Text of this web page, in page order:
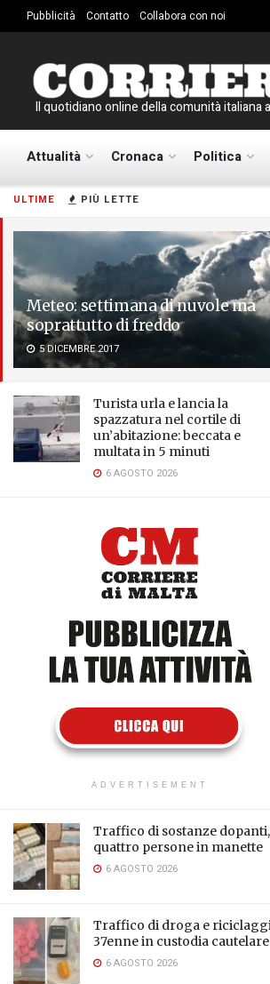
ULTIME PIÙ LETTE
Meteo: settimana di nuvole ma
soprattutto di freddo
5 DICEMBRE 2017
Turista urla e lancia la
spazzatura nel cortile di
un’abitazione: beccata e
multata in 5 minuti
6 AGOSTO 2026
ADVERTISEMENT
Traffico di sostanze dopanti,
quattro persone in manette
6 AGOSTO 2026
Traffico di droga e
37enne in custodia cautelare
6 AGOSTO 2026
Pubblicità Contatto Collabora con noi
Il quotidiano online della comunità italiana
Attualità Cronaca Politica